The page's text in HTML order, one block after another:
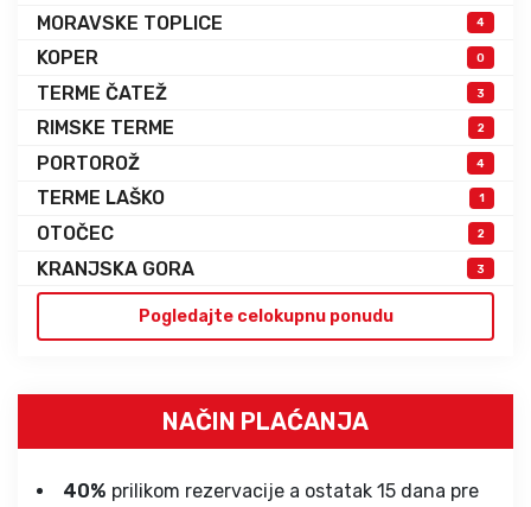
MORAVSKE TOPLICE 4
KOPER 0
TERME ČATEŽ 3
RIMSKE TERME 2
PORTOROŽ 4
TERME LAŠKO 1
OTOČEC 2
KRANJSKA GORA 3
Pogledajte celokupnu ponudu
NAČIN PLAĆANJA
40% prilikom rezervacije a ostatak 15 dana pre